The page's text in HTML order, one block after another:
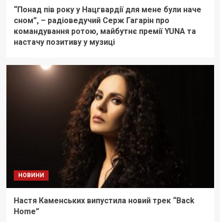
“Понад пів року у Нацгвардії для мене були наче
сном”, – радіоведучий Серж Гагарін про
командування ротою, майбутнє премії YUNA та
настачу позитиву у музиці
НОВИНИ
Настя Каменських випустила новий трек “Back
Home”